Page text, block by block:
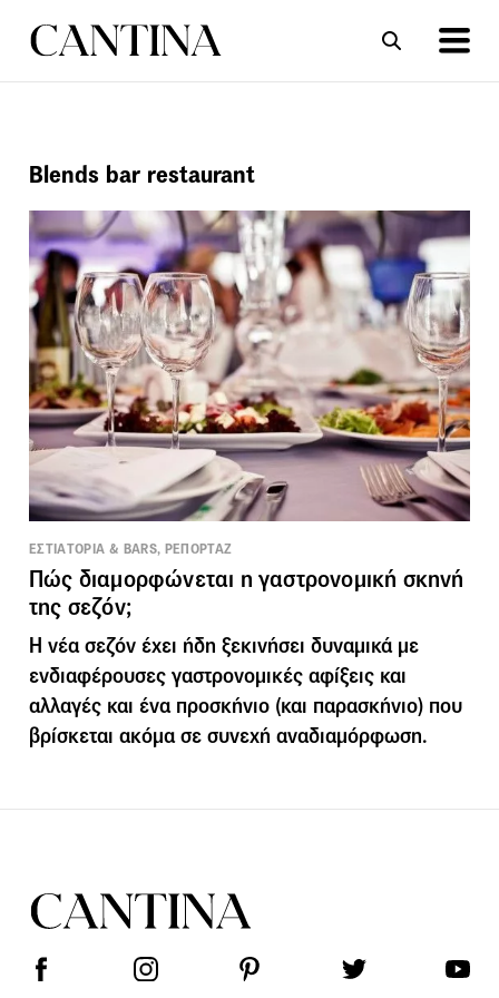
ΣΥΝΤΑΓΕΣ
Blends bar restaurant
ΕΣΤΙΑΤΟΡΙΑ & BARS, ΡΕΠΟΡΤΑΖ
Πώς διαμορφώνεται η γαστρονομική σκηνή
της σεζόν;
Η νέα σεζόν έχει ήδη ξεκινήσει δυναμικά με
ενδιαφέρουσες γαστρονομικές αφίξεις και
αλλαγές και ένα προσκήνιο (και παρασκήνιο) που
βρίσκεται ακόμα σε συνεχή αναδιαμόρφωση.